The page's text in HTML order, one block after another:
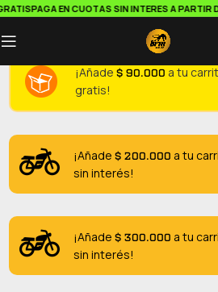
PAGA EN CUOTAS SIN INTERES A PARTIR
¡Añade $90.000 a tu
gratis!
¡Añade $200.000 a tu
sin interés!
¡Añade $300.000 a tu
sin interés!